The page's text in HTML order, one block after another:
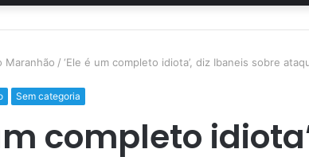
Maranhão / ‘Ele é um completo idiota’, diz Ibaneis sobre
Sem categoria
completo